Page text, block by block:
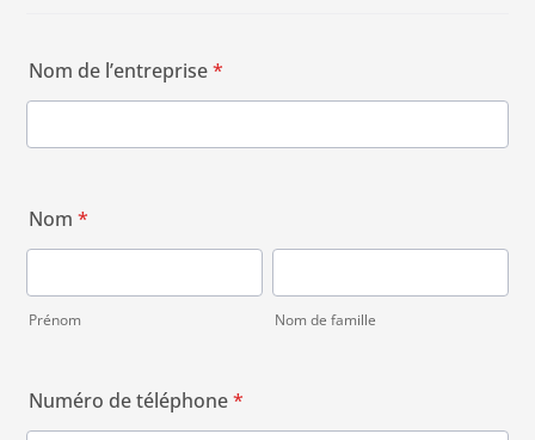
Nom de l’entreprise*
Nom *
Prénom Nom de famille
Numéro de téléphone*